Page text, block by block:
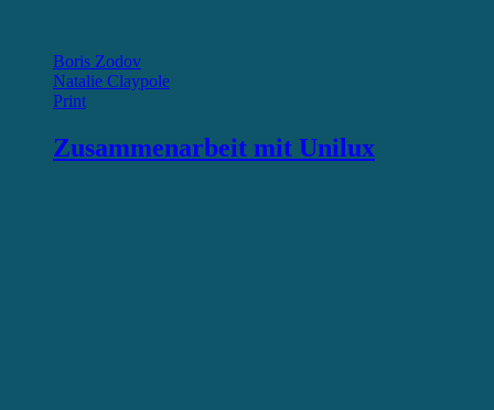
Boris Zodov
Natalie Claypole
Print
Zusammenarbeit mit Unilux